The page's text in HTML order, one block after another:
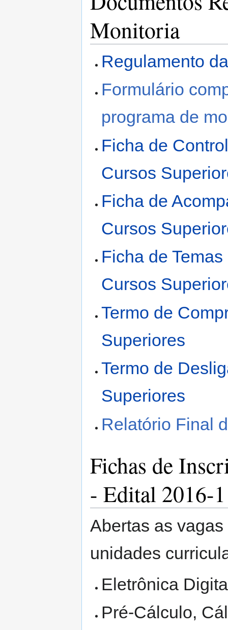
Monitoria
Regulamento
Formulário
programa de
Ficha de
Cursos
Ficha de
Cursos
Ficha de
Cursos
Termo de
Superiores
Termo de
Superiores
Relatório Final
Fichas de
- Edital 2016-1
Abertas as
unidades
Eletrônica
Pré-Cálculo,